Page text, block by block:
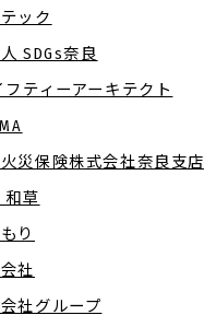
ック
SDGs奈良
ティーアーキテクト
災保険株式会社奈良支店
和草
り
社
社グループ